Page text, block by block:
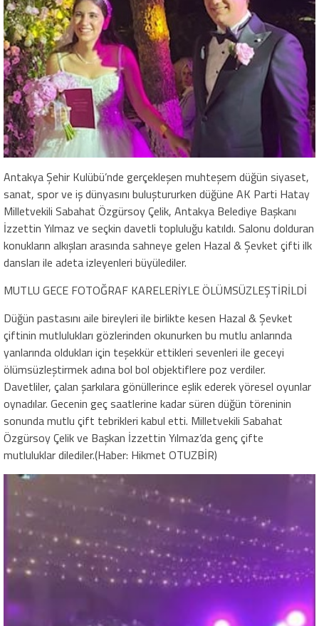
Antakya Şehir Kulübü’nde gerçekleşen muhteşem düğün siyaset,
sanat, spor ve iş dünyasını buluştururken düğüne AK Parti Hatay
Milletvekili Sabahat Özgürsoy Çelik, Antakya Belediye Başkanı
İzzettin Yılmaz ve seçkin davetli topluluğu katıldı. Salonu dolduran
konukların alkışları arasında sahneye gelen Hazal & Şevket çifti ilk
dansları ile adeta izleyenleri büyülediler.
MUTLU GECE FOTOĞRAF KARELERİYLE ÖLÜMSÜZLEŞTİRİLDİ
Düğün pastasını aile bireyleri ile birlikte kesen Hazal & Şevket
çiftinin mutlulukları gözlerinden okunurken bu mutlu anlarında
yanlarında oldukları için teşekkür ettikleri sevenleri ile geceyi
ölümsüzleştirmek adına bol bol objektiflere poz verdiler.
Davetliler, çalan şarkılara gönüllerince eşlik ederek yöresel oyunlar
oynadılar. Gecenin geç saatlerine kadar süren düğün töreninin
sonunda mutlu çift tebrikleri kabul etti. Milletvekili Sabahat
Özgürsoy Çelik ve Başkan İzzettin Yılmaz’da genç çifte
mutluluklar dilediler.(Haber: Hikmet OTUZBİR)